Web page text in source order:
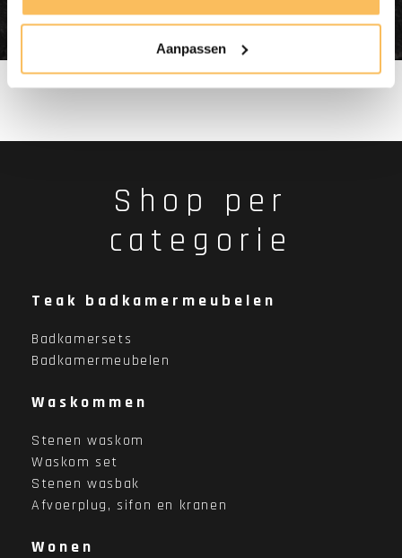
Aanpassen
195,00
Shop per
categorie
Teak badkamermeubelen
Badkamersets
Badkamermeubelen
Waskommen
Stenen waskom
Waskom set
Stenen wasbak
Afvoerplug, sifon en kranen
Wonen